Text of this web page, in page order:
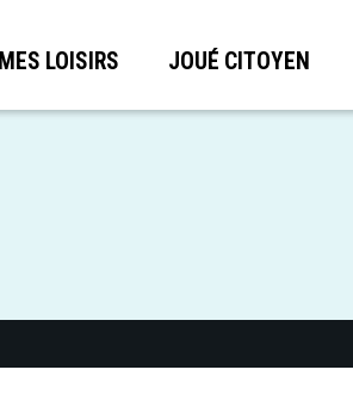
MES LOISIRS JOUÉ CITOYEN